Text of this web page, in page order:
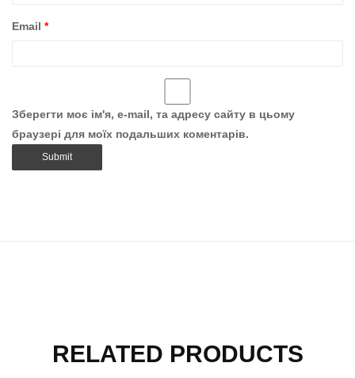
Email *
Зберегти моє ім'я, e-mail, та адресу сайту в цьому
браузері для моїх подальших коментарів.
RELATED PRODUCTS